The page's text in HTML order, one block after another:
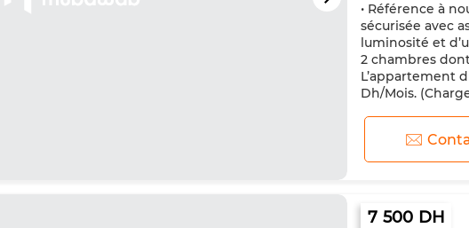
• Référence à
sécurisée avec
luminosité et
2 chambres
L’appartement
Dh/Mois.
7 500 DH